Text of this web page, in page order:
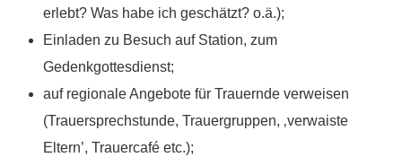
erlebt? Was habe ich geschätzt? o.ä.);
Einladen zu Besuch auf Station, zum
Gedenkgottesdienst;
auf regionale Angebote für Trauernde verweisen
(Trauersprechstunde, Trauergruppen, ‚verwaiste
Eltern’, Trauercafé etc.);